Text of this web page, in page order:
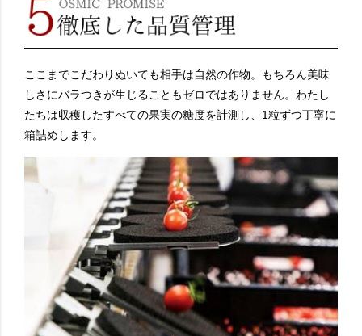
ここまでこだわりぬいても相手は自然の作物。もちろん美味
しさにバラつきが生じることもゼロではありません。わたし
たちは収穫したすべての果実の糖度を計測し、1粒ずつ丁寧に
箱詰めします。